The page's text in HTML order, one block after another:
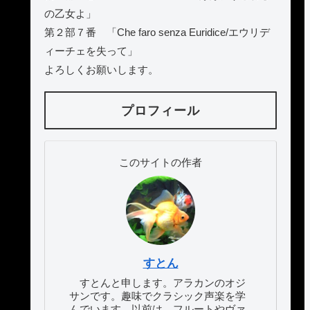
の乙女よ」
第２部７番 「Che faro senza Euridice/エウリデ
ィーチェを失って」
よろしくお願いします。
プロフィール
このサイトの作者
すとん
すとんと申します。アラカンのオジ
サンです。趣味でクラシック声楽を学